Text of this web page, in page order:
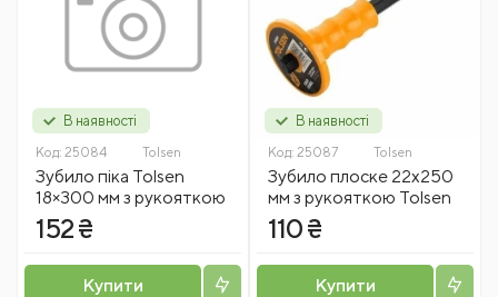
В наявності
Код: 25084 Tolsen
Зубило піка Tolsen
18×300 мм з рукояткою
152 ₴
Купити
В наявності
Код: 25087 Tolsen
Зубило плоске 22х250
мм з рукояткою Tolsen
110 ₴
Купити